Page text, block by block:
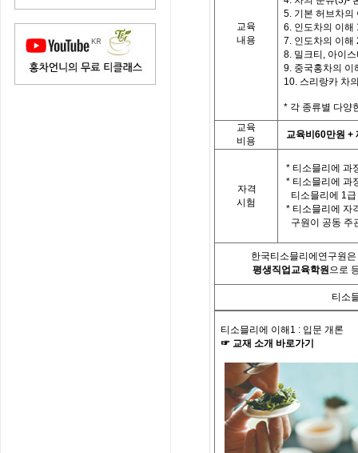
교육
내용
5. 기본 허브차의
6. 인도차의 이해
7. 인도차의 이해
8. 밀크티, 아이
9. 중국홍차의 이
10. 스리랑카 차
* 각 종류별 다양
교육
비용
교육비 60만원 +
자격
시험
* 티소믈리에 과
* 티소믈리에 과
티소믈리에 1
* 티소믈리에 자
구원이 공동 주
한국티소믈리에연구원
평생직업교육학원으로
티소
티소믈리에 이해 1 : 입문 개론
☞ 교재 소개 바로가기